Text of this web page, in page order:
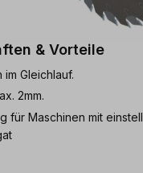
& Vorteile
im Gleichlauf.
2mm.
für Maschinen mit